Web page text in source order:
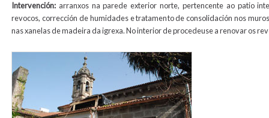
Intervención: arranxos na parede exterior norte, pertencente ao patio
revocos, corrección de humidades e tratamento de consolidación nos
nas xanelas de madeira da igrexa. No interior de procedeuse a renovar os
exterior_salome.jpg